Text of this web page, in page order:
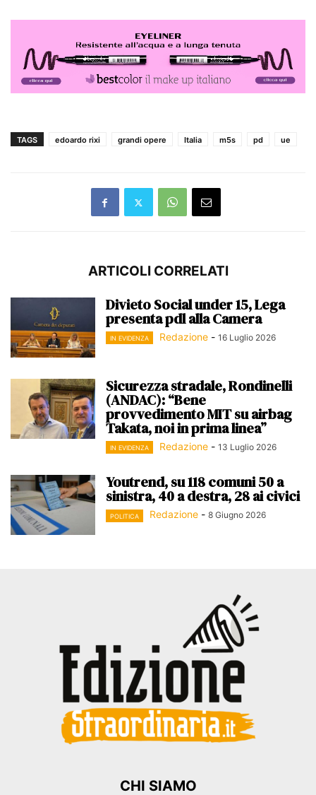
TAGS edoardo rixi grandi opere Italia m5s pd ue
ARTICOLI CORRELATI
Divieto Social under 15, Lega
presenta pdl alla Camera
IN EVIDENZA Redazione - 16 Luglio 2026
Sicurezza stradale, Rondinelli
(ANDAC): “Bene
provvedimento MIT su airbag
Takata, noi in prima linea”
IN EVIDENZA Redazione - 13 Luglio 2026
Youtrend, su 118 comuni 50 a
sinistra, 40 a destra, 28 ai civici
POLITICA Redazione - 8 Giugno 2026
CHI SIAMO